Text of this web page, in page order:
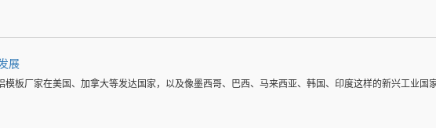
展
板厂家在美国、加拿大等发达国家，以及像墨西哥、巴西、马来西亚、韩国、印度这样的新兴工业